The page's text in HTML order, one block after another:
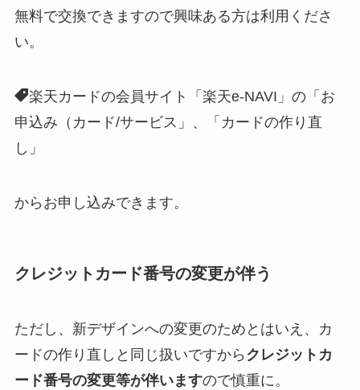
無料で交換できますので興味ある方は利用くださ
い。
楽天カードの会員サイト「楽天e-NAVI」の「お
申込み（カード/サービス」、「カードの作り直
し」
からお申し込みできます。
クレジットカード番号の変更が伴う
ただし、新デザインへの変更のためとはいえ、カ
ードの作り直しと同じ扱いですから クレジットカ
ード番号の変更等が伴いますので慎重に。